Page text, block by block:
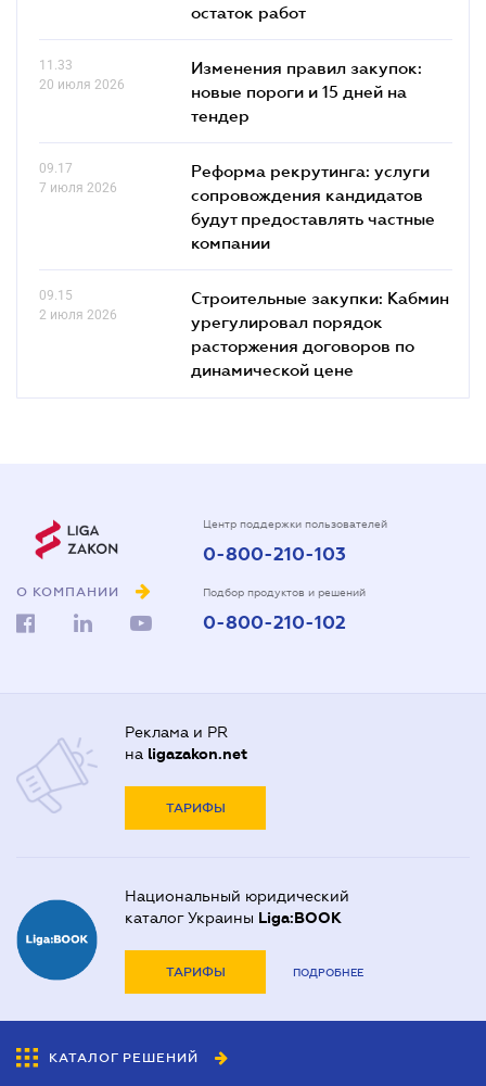
остаток работ
11.33
20 июля 2026
Изменения правил закупок:
новые пороги и 15 дней на
тендер
09.17
7 июля 2026
Реформа рекрутинга: услуги
сопровождения кандидатов
будут предоставлять частные
компании
09.15
2 июля 2026
Строительные закупки: Кабмин
урегулировал порядок
расторжения договоров по
динамической цене
О КОМПАНИИ
Центр поддержки пользователей
0-800-210-103
Подбор продуктов и решений
0-800-210-102
Реклама и PR
на ligazakon.net
ТАРИФЫ
Национальный юридический
каталог Украины Liga:BOOK
ТАРИФЫ ПОДРОБНЕЕ
КАТАЛОГ РЕШЕНИЙ